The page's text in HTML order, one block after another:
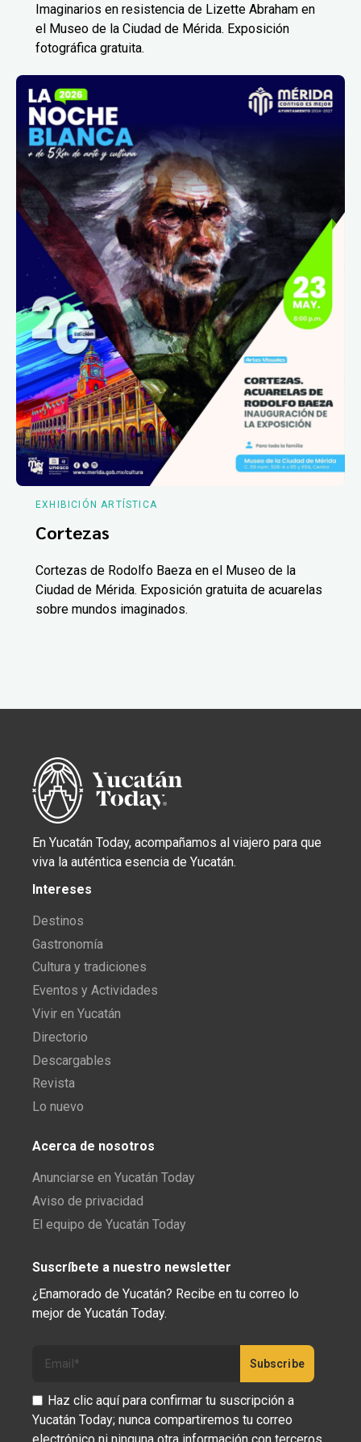
Imaginarios en resistencia de Lizette Abraham en
el Museo de la Ciudad de Mérida. Exposición
fotográfica gratuita.
EXHIBICIÓN ARTÍSTICA
Cortezas
Cortezas de Rodolfo Baeza en el Museo de la
Ciudad de Mérida. Exposición gratuita de acuarelas
sobre mundos imaginados.
En Yucatán Today, acompañamos al viajero para que
viva la auténtica esencia de Yucatán.
Intereses
Destinos
Gastronomía
Cultura y tradiciones
Eventos y Actividades
Vivir en Yucatán
Directorio
Descargables
Revista
Lo nuevo
Acerca de nosotros
Anunciarse en Yucatán Today
Aviso de privacidad
El equipo de Yucatán Today
Suscríbete a nuestro newsletter
¿Enamorado de Yucatán? Recibe en tu correo lo
mejor de Yucatán Today.
Haz clic aquí para confirmar tu suscripción a
Yucatán Today; nunca compartiremos tu correo